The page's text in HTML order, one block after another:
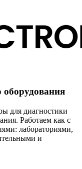
оборудования
для диагностики
Работаем как с
лабораториями,
и